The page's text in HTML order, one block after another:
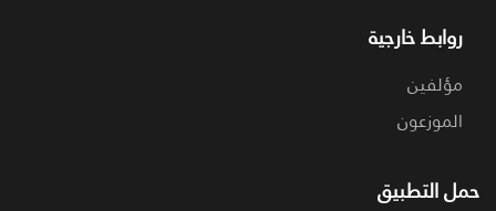
روابط خارجية
مؤلفين
الموزعون
حمل التطبيق